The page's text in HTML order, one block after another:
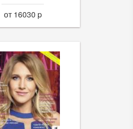
от 16030 p